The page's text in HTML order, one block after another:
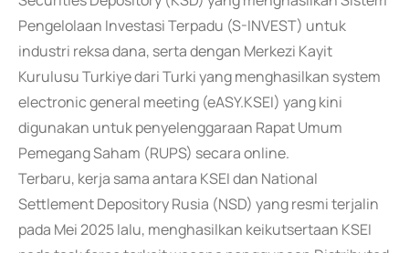
Pengelolaan Investasi Terpadu (S-INVEST) untuk
industri reksa dana, serta dengan Merkezi Kayit
Kurulusu Turkiye dari Turki yang menghasilkan system
electronic general meeting (eASY.KSEI) yang kini
digunakan untuk penyelenggaraan Rapat Umum
Pemegang Saham (RUPS) secara online.
Terbaru, kerja sama antara KSEI dan National
Settlement Depository Rusia (NSD) yang resmi terjalin
pada Mei 2025 lalu, menghasilkan keikutsertaan KSEI